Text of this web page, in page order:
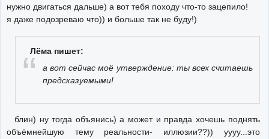
нужно двигаться дальше) а вот тебя походу что-то зацепило!
я даже подозреваю что)) и больше так не буду!)
Лёма пишет:
а вот сейчас моё утверждение: ты всех считаешь
предсказуемыми!
блин) ну тогда объянись) а может и правда хочешь поднять
объёмнейшую тему реальности- иллюзии??)) уууу...это